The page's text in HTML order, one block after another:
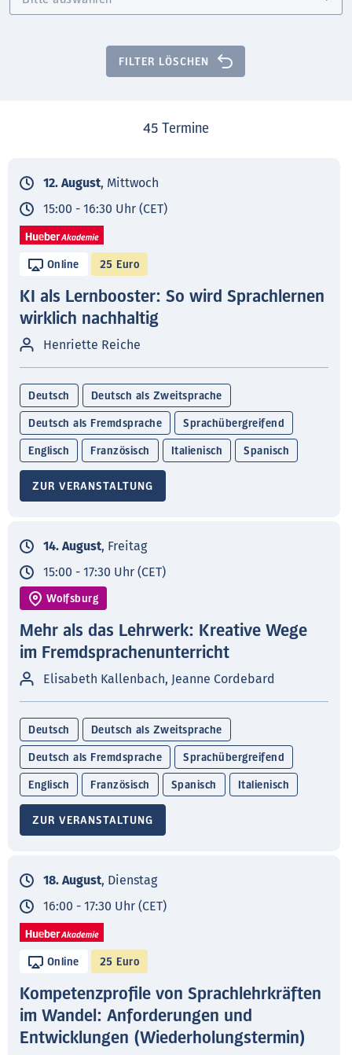
FILTER LÖSCHEN
45 Termine
12. August, Mittwoch
15:00 - 16:30 Uhr (CET)
Online 25 Euro
KI als Lernbooster: So wird Sprachlernen
wirklich nachhaltig
Henriette Reiche
Deutsch Deutsch als Zweitsprache
Deutsch als Fremdsprache Sprachübergreifend
Englisch Französisch Italienisch Spanisch
ZUR VERANSTALTUNG
14. August, Freitag
15:00 - 17:30 Uhr (CET)
Wolfsburg
Mehr als das Lehrwerk: Kreative Wege
im Fremdsprachenunterricht
Elisabeth Kallenbach, Jeanne Cordebard
Deutsch Deutsch als Zweitsprache
Deutsch als Fremdsprache Sprachübergreifend
Englisch Französisch Spanisch Italienisch
ZUR VERANSTALTUNG
18. August, Dienstag
16:00 - 17:30 Uhr (CET)
Online 25 Euro
Kompetenzprofile von Sprachlehrkräften
im Wandel: Anforderungen und
Entwicklungen (Wiederholungstermin)